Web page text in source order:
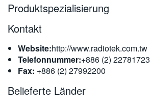
简体中文
日本語
한국어
繁體中文
Produktspezialisierung
Kontakt
Website:http://www.radiotek.com.tw
Telefonnummer:+886 (2) 22781723
Fax: +886 (2) 27992200
Belieferte Länder